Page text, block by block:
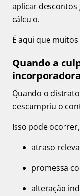
aplicar descontos
cálculo.
É aqui que
Quando a
incorporadora
Quando o
descumpriu o
Isso pode
atraso
promessa
alteração